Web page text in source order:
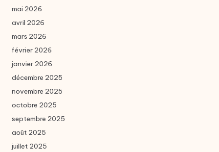
mai 2026
avril 2026
mars 2026
février 2026
janvier 2026
décembre 2025
novembre 2025
octobre 2025
septembre 2025
août 2025
juillet 2025